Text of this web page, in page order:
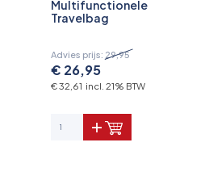
Multifunctionele
Travelbag
Advies prijs: 29,95
€ 26,95
€ 32,61 incl. 21% BTW